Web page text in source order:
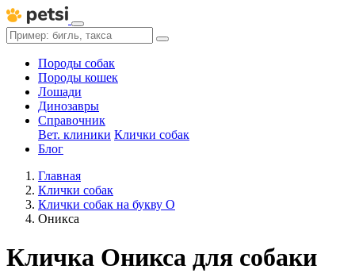
Породы собак
Породы кошек
Лошади
Динозавры
Справочник
Вет. клиники Клички собак
Блог
Главная
Клички собак
Клички собак на букву О
Оникса
Кличка Оникса для собаки